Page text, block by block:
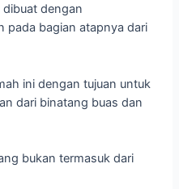
dengan
pada bagian atapnya dari
ini dengan tujuan untuk
dari binatang buas dan
bukan termasuk dari